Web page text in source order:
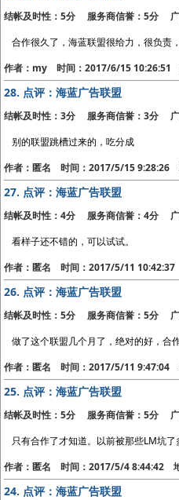
结帐及时性：5分 服务商信誉：5分
合作很久了，海蓝联盟很给力，很负责
作者：my 时间：2017/6/15 10:26:51
28. 点评：海蓝广告联盟
结帐及时性：3分 服务商信誉：3分
别的联盟跳槽过来的，吃分成
作者：匿名 时间：2017/5/15 9:28:26
27. 点评：海蓝广告联盟
结帐及时性：4分 服务商信誉：4分
看样子还不错的，可以试试。
作者：匿名 时间：2017/5/11
26. 点评：海蓝广告联盟
结帐及时性：5分 服务商信誉：5分
做了这个联盟几个月了，绝对的好，合
作者：匿名 时间：2017/5/11 9:47:04
25. 点评：海蓝广告联盟
结帐及时性：5分 服务商信誉：5分
只有合作了才知道。以前被那些LM坑
作者：匿名 时间：2017/5/4 8:44:42
24. 点评：海蓝广告联盟